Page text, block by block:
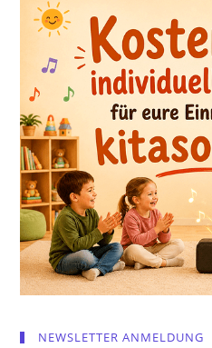
NEWSLETTER ANMELDUNG